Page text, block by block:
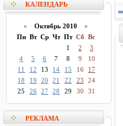
КАЛЕНДАРЬ
« Октябрь 2010»
Пн Вт Ср Чт Пт Сб Вс
1
2
3
4
5 6 7 8 9
10
11
12 13 14 15 16
17
18
19 20 21 22 23
24
25
26 27 28 29 30 31
РЕКЛАМА